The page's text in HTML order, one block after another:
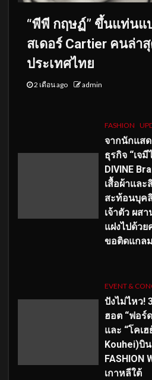
“พีพี กฤษฏ์” ขึ้นแท่นแ
สเดอร์ Cartier คนล่า
ประเทศไทย
2 เดือน ago admin
FASHION
จากนักแสด
ธุรกิจ “เจ
DIVINE
เสื้อผ้าแล
สะท้อนบุค
เจ้าตัว ผส
แฝงไปด้ว
ขอติดแกล
EVENT &
ปังไม่ไหว!
ฮอต “ฟอร์
และ “โคเ
Kouhei)บิ
FASHION
เกาหลีใต้